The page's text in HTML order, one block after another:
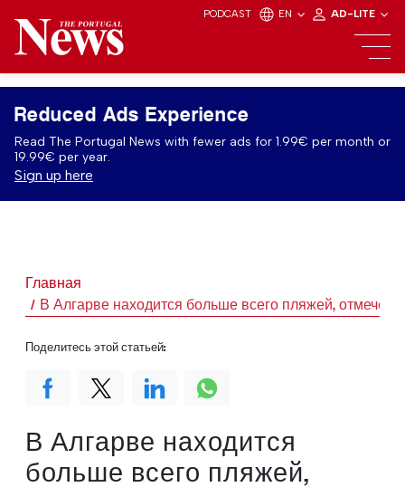
PODCAST EN AD-LITE
Reduced Ads Experience
Read The Portugal News with fewer ads for 1.99€ per month or
19.99€ per year.
Sign up here
Главная
В Алгарве находится больше всего пляжей,
В Алгарве находится
больше всего пляжей,
Поделитесь этой статьей: